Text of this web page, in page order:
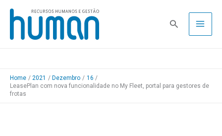
Skip
content
Pesquisa
Home 2021 Dezembro
16
LeasePlan com nova funcionalidade no My Fleet, portal para gestores de
frotas